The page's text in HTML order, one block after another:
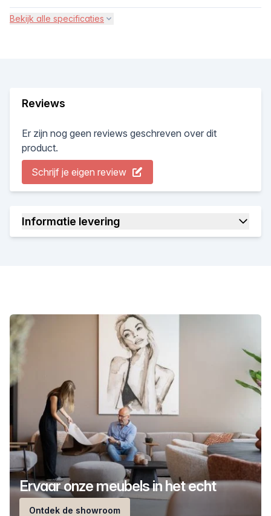
Bekijk alle specificaties
Reviews
Er zijn nog geen reviews geschreven over dit
product.
Schrijf je eigen review
Informatie levering
Ervaar onze meubels in het echt
Ontdek de showroom